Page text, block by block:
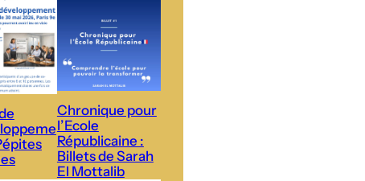
Chronique pour
l’Ecole
Républicaine :
Billets de Sarah
El Mottalib